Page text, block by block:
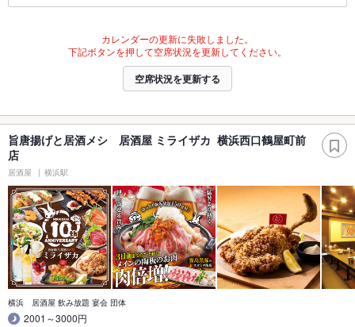
カレンダーの更新に失敗しました。
下記ボタンを押して空席状況を更新してください。
空席状況を更新する
旨唐揚げと居酒メシ 居酒屋 ミライザカ 横浜西口鶴屋町前
店
居酒屋 横浜駅
横浜 居酒屋 飲み放題 宴会 団体
2001～3000円